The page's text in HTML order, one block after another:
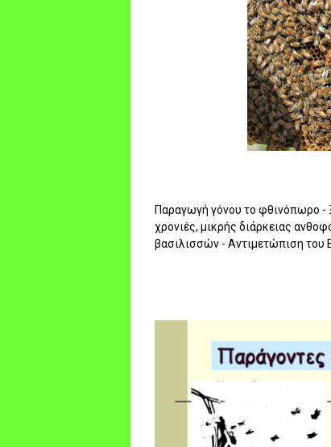
Παραγωγή γόνου το φθινόπωρο -
χρονιές, μικρής διάρκειας
βασιλισσών - Αντιμετώπιση του